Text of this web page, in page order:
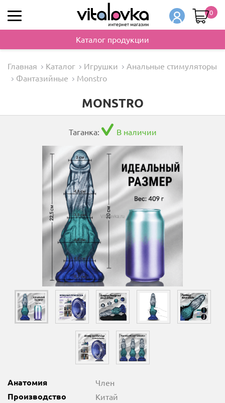
0
Каталог продукции
Главная Каталог Игрушки
Анальные стимуляторы
Фантазийные
Monstro
MONSTRO
Таганка: В наличии
Анатомия Член
Производство Китай